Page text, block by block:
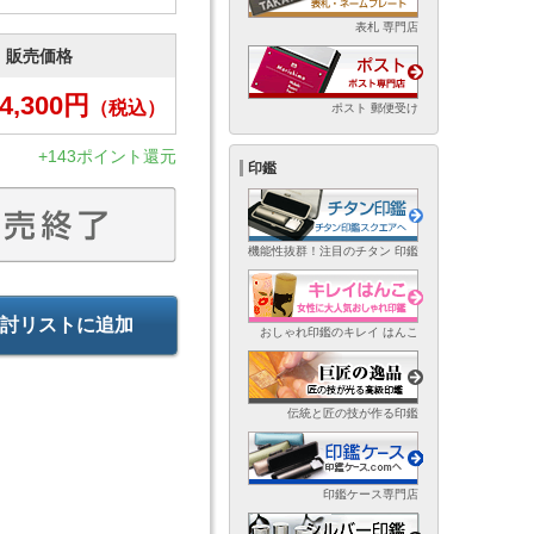
販売価格
円 （税込）
+143ポイント還元
リストに追加
表札 専門店
ポスト 郵便受け
印鑑
機能性抜群！注目のチタン 印鑑
おしゃれ印鑑のキレイ はんこ
伝統と匠の技が作る印鑑
印鑑ケース専門店